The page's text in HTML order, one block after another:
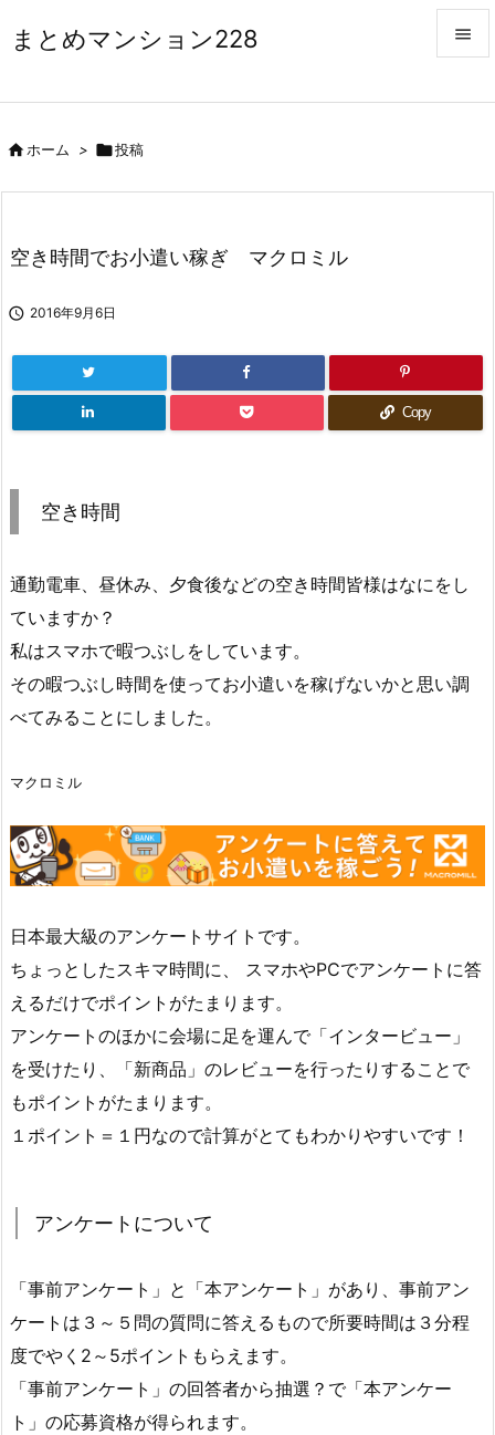
まとめマンション228 
メニュ

ホーム > 投稿
空き時間でお小遣い稼ぎ マクロミル
 2016年9月6日
Copy
空き時間
通勤電車、昼休み、夕食後などの空き時間皆様はなにをし
ていますか？
私はスマホで暇つぶしをしています。
その暇つぶし時間を使ってお小遣いを稼げないかと思い調
べてみることにしました。
マクロミル
日本最大級のアンケートサイトです。
ちょっとしたスキマ時間に、 スマホやPCでアンケートに答
えるだけでポイントがたまります。
アンケートのほかに会場に足を運んで「インタービュー」
を受けたり、「新商品」のレビューを行ったりすることで
もポイントがたまります。
１ポイント＝１円なので計算がとてもわかりやすいです！
アンケートについて
「事前アンケート」と「本アンケート」があり、事前アン
ケートは３～５問の質問に答えるもので所要時間は３分程
度でやく2～5ポイントもらえます。
「事前アンケート」の回答者から抽選？で「本アンケー
ト」の応募資格が得られます。